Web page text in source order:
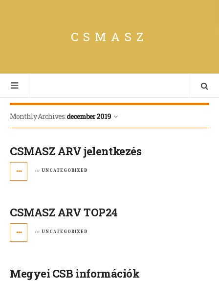
CSMASZ
Monthly Archives:december 2019
CSMASZ ARV jelentkezés
in UNCATEGORIZED
CSMASZ ARV TOP24
in UNCATEGORIZED
Megyei CSB információk